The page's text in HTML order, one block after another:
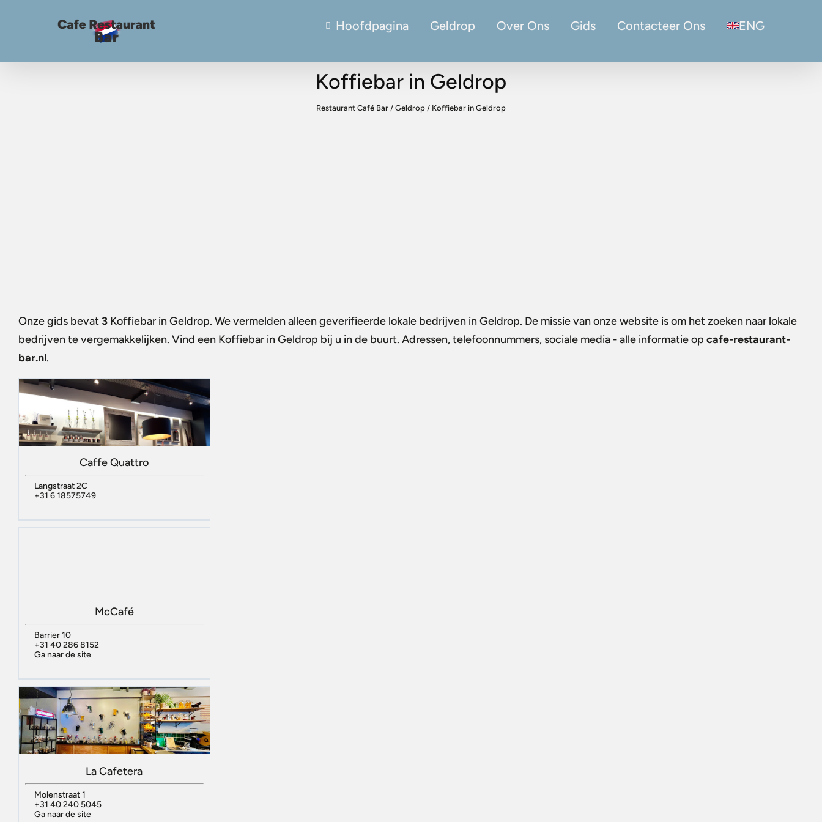
Hoofdpagina Geldrop Over Ons Gids Contacteer Ons ENG
Koffiebar in Geldrop
Restaurant Café Bar / Geldrop / Koffiebar in Geldrop
Onze gids bevat3 Koffiebar in Geldrop. We vermelden alleen geverifieerde lokale bedrijven in Geldrop. De missie van onze website is om het zoeken naar lokale
bedrijven te vergemakkelijken. Vind een Koffiebar in Geldrop bij u in de buurt. Adressen, telefoonnummers, sociale media - alle informatie op cafe-restaurant-
bar.nl.
Caffe Quattro
Langstraat 2C
+31 6 18575749
McCafé
Barrier 10
+31 40 286 8152
Ga naar de site
La Cafetera
Molenstraat 1
+31 40 240 5045
Ga naar de site